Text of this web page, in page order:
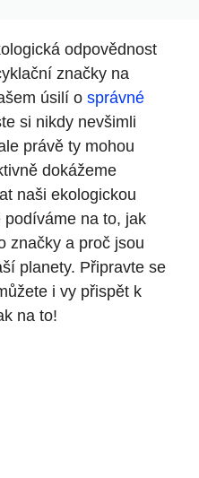
odpovědnost
značky na
úsilí o správné
si nikdy nevšimli
právě ty mohou
dokážeme
naši ekologickou
na to, jak
značky a proč jsou
planety. Připravte se
i vy přispět k
na to!